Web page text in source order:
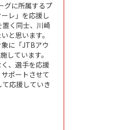
グに所属するプ
レ」を応援し
く同士、川崎
と思います。
に「JTBアウ
しています。
、選手を応援
ポートさせて
応援していき